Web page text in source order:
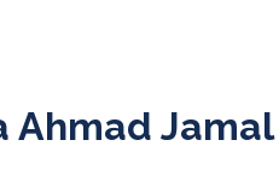
Ahmad Jamal